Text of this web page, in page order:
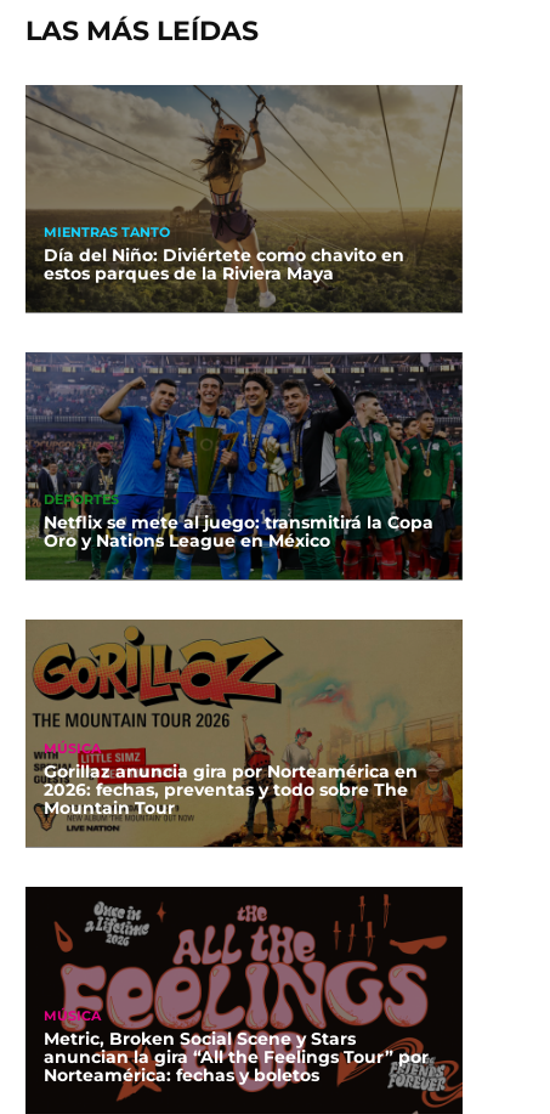
LAS MÁS LEÍDAS
MIENTRAS TANTO
Día del Niño: Diviértete como chavito en
estos parques de la Riviera Maya
DEPORTES
Netflix se mete al juego: transmitirá la Copa
Oro y Nations League en México
MÚSICA
Gorillaz anuncia gira por Norteamérica en
2026: fechas, preventas y todo sobre The
Mountain Tour
MÚSICA
Metric, Broken Social Scene y Stars
anuncian la gira “All the Feelings Tour” por
Norteamérica: fechas y boletos